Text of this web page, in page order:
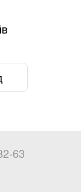
63